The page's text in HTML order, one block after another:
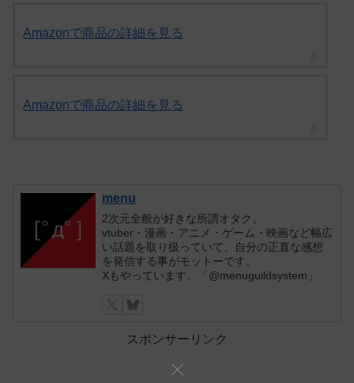
Amazonで商品の詳細を見る
Amazonで商品の詳細を見る
menu
2次元全般が好きな所謂オタク。
vtuber・漫画・アニメ・ゲーム・映画など幅広
い話題を取り扱っていて、自分の正直な感想
を発信する事がモットーです。
Xもやっています。「@menuguildsystem」
スポンサーリンク